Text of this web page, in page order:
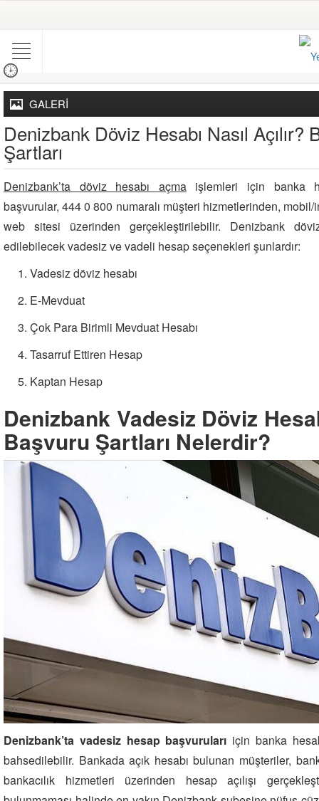
GALERİ
Denizbank Döviz Hesabı Nasıl Açılır?
Şartları
Denizbank’ta döviz hesabı açmaişlemleri için banka
başvurular, 444 0 800 numaralı müşteri hizmetlerinden,
web sitesi üzerinden gerçekleştirilebilir. Denizbank
edilebilecek vadesiz ve vadeli hesap seçenekleri şunlardır:
Vadesiz döviz hesabı
E-Mevduat
Çok Para Birimli Mevduat Hesabı
Tasarruf Ettiren Hesap
Kaptan Hesap
Denizbank Vadesiz Döviz
Başvuru Şartları Nelerdir?
Denizbank’ta vadesiz hesap başvuruları için banka
bahsedilebilir. Bankada açık hesabı bulunan müşteriler,
bankacılık hizmetleri üzerinden hesap açılışı